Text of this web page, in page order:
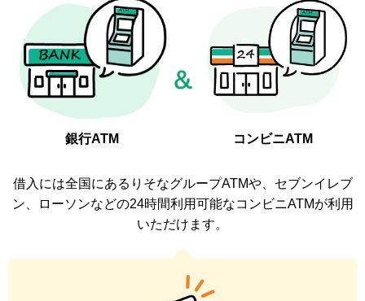
銀行ATM コンビニATM
借入には全国にあるりそなグループATMや、セブンイレブ
ン、ローソンなどの24時間利用可能なコンビニATMが利用
いただけます。